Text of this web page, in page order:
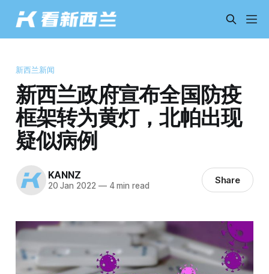
新西兰新闻
新西兰政府宣布全国防疫
框架转为黄灯，北帕出现
疑似病例
KANNZ
20 Jan 2022 —4 min read Share